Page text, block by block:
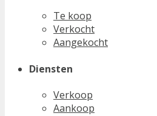
Te koop
Verkocht
Aangekocht
Diensten
Verkoop
Aankoop